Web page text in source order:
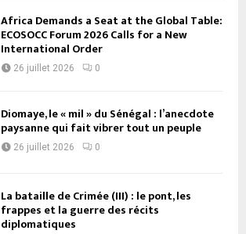
Africa Demands a Seat at the Global Table:
ECOSOCC Forum 2026 Calls for a New
International Order
26 juillet 2026 0
Diomaye, le « mil » du Sénégal : l’anecdote
paysanne qui fait vibrer tout un peuple
26 juillet 2026 0
La bataille de Crimée (III) : le pont, les
frappes et la guerre des récits
diplomatiques